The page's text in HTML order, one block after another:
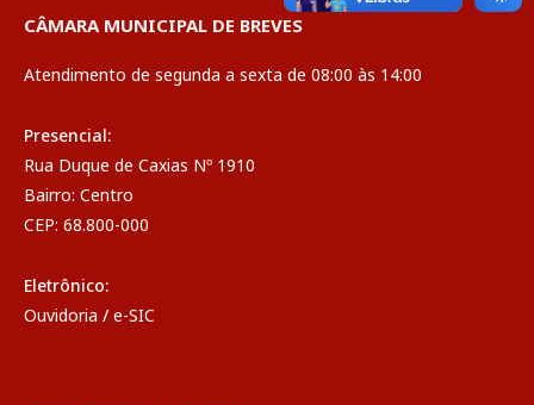
CÂMARA MUNICIPAL DE BREVES
Atendimento de segunda a sexta de 08:00 às 14:00
Presencial:
Rua Duque de Caxias Nº 1910
Bairro: Centro
CEP: 68.800-000
Eletrônico:
Ouvidoria / e-SIC